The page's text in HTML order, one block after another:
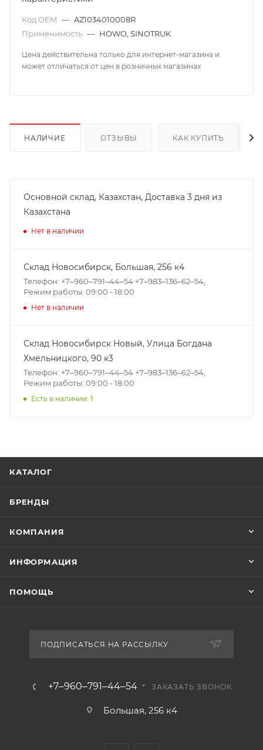
Код OEM — AZ1034010008R
Применимость — HOWO, SINOTRUK
Цена действительна только для интернет-магазина и
может отличаться от цен в розничных магазинах
НАЛИЧИЕ ОТЗЫВЫ КАК КУПИТЬ
Основной склад, Казахстан, Доставка 3 дня из
Казахстана
Нет в наличии
Склад Новосибирск, ​Большая, 256 к4
Телефон: +7‒960‒791‒44‒54 +7‒983‒136‒62‒54,
Режим работы: 09:00 - 18:00
Нет в наличии
Склад Новосибирск Новый, ​Улица Богдана
Хмельницкого, 90 к3
Телефон: +7‒960‒791‒44‒54 +7‒983‒136‒62‒54,
Режим работы: 09:00 - 18:00
Есть в наличии: 1
КАТАЛОГ
БРЕНДЫ
КОМПАНИЯ
ИНФОРМАЦИЯ
ПОМОЩЬ
ПОДПИСАТЬСЯ НА РАССЫЛКУ
+7‒960‒791‒44‒54 ЗАКАЗАТЬ ЗВОНОК
Большая, 256 к4